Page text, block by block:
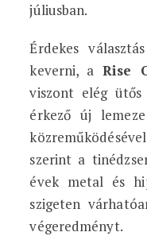
júliusban.
Érdekes
keverni, a Rise
viszont elég
érkező új
szerint a
évek metal és
szigeten
végeredményt.